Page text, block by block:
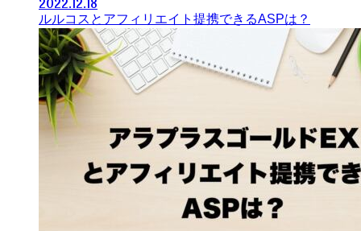
2022.12.18
ルルコスとアフィリエイト提携できるASPは？